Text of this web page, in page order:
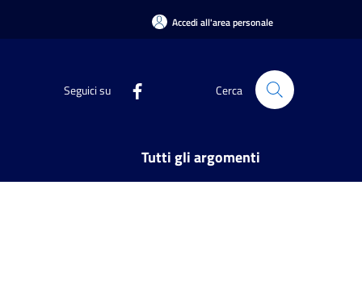
Accedi all'area personale
Seguici su Cerca
Tutti gli argomenti